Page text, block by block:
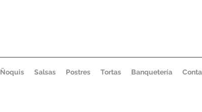
Ñoquis Salsas Postres Tortas Banquetería